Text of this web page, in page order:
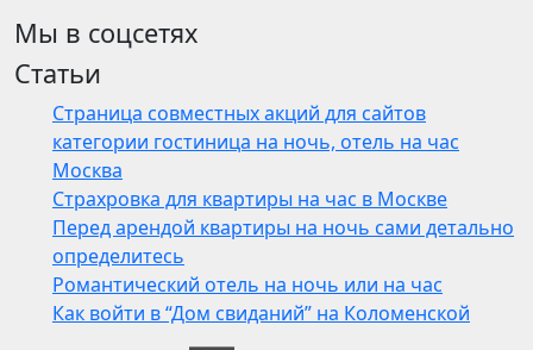
Мы в соцсетях
Статьи
Страница совместных акций для сайтов
категории гостиница на ночь, отель на час
Москва
Страхровка для квартиры на час в Москве
Перед арендой квартиры на ночь сами детально
определитесь
Романтический отель на ночь или на час
Как войти в “Дом свиданий” на Коломенской